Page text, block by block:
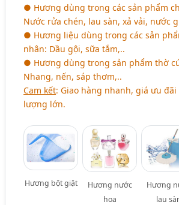
● Hương dùng trong các sản phẩm
Nước rửa chén, lau sàn, xả vải, nước
● Hương liệu dùng trong các sản
nhân: Dầu gội, sữa tắm,..
● Hương dùng trong sản phẩm thờ
Nhang, nến, sáp thơm,..
Cam kết: Giao hàng nhanh, giá ưu
lượng lớn.
Hương bột giặt
Hương nước
hoa
Hương
lau